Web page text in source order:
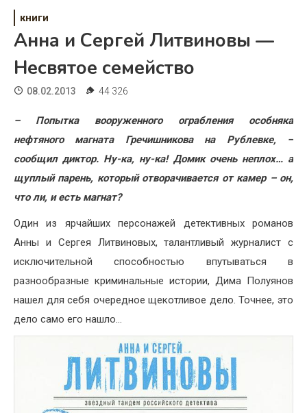
Жизнь
Хобби
Красота
Недвижимость
книги
Анна и Сергей Литвиновы —
Несвятое семейство
08.02.2013 44 326
– Попытка вооруженного ограбления особняка
нефтяного магната Гречишникова на Рублевке, –
сообщил диктор. Ну-ка, ну-ка! Домик очень неплох… а
щуплый парень, который отворачивается от камер – он,
что ли, и есть магнат?
Один из ярчайших персонажей детективных романов
Анны и Сергея Литвиновых, талантливый журналист с
исключительной способностью впутываться в
разнообразные криминальные истории, Дима Полуянов
нашел для себя очередное щекотливое дело. Точнее, это
дело само его нашло…